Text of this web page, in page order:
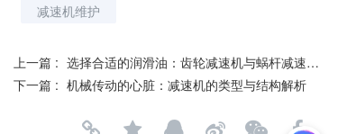
减速机维护
上一篇 : 选择合适的润滑油：齿轮减速机与蜗杆减速机的润滑需求对比
下一篇 : 机械传动的心脏：减速机的类型与结构解析